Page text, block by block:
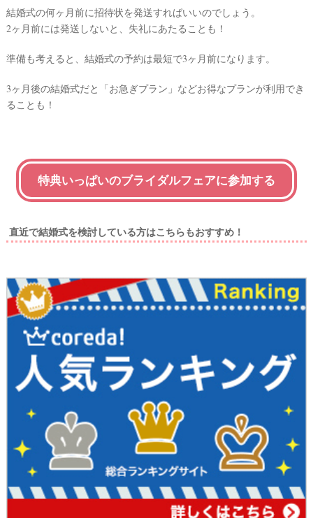
結婚式の何ヶ月前に招待状を発送すればいいのでしょう。
2ヶ月前には発送しないと、失礼にあたることも！
準備も考えると、結婚式の予約は最短で3ヶ月前になります。
3ヶ月後の結婚式だと「お急ぎプラン」などお得なプランが利用でき
ることも！
特典いっぱいのブライダルフェアに参加する
直近で結婚式を検討している方はこちらもおすすめ！
婚
の
取
り
P
L
A
O
L
&
D
R
E
Y
公
式
サ
イ
ト